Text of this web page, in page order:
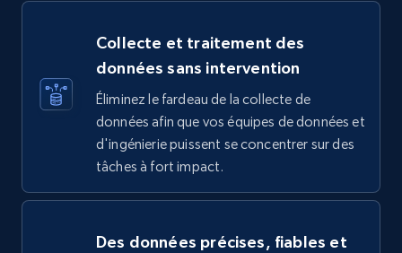
Collecte et traitement des
données sans intervention
Éliminez le fardeau de la collecte de
données afin que vos équipes de données et
d'ingénierie puissent se concentrer sur des
tâches à fort impact.
Des données précises, fiables et